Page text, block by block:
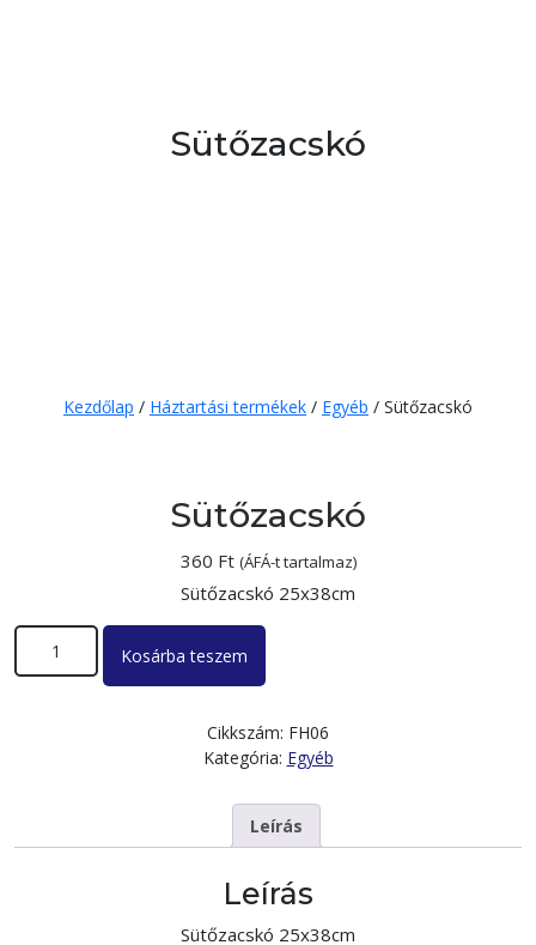
Button
Sütőzacskó
Kezdőlap / Háztartási termékek / Egyéb / Sütőzacskó
Sütőzacskó
360 Ft (ÁFÁ-t tartalmaz)
Sütőzacskó 25x38cm
Sütőzacskó mennyiség
Kosárba teszem
Cikkszám: FH06
Kategória: Egyéb
Leírás
Leírás
Sütőzacskó 25x38cm